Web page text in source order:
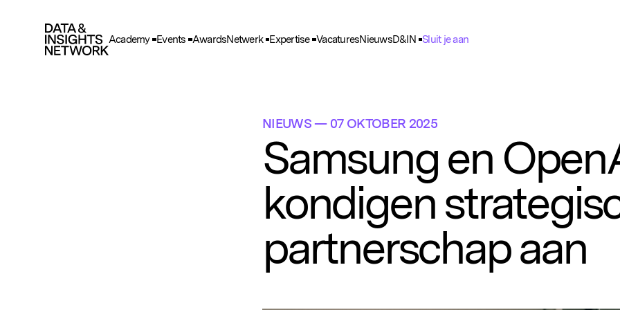
Academy Events AwardsNetwerk Expertise VacaturesNieuwsD&IN Sluit je aan
NIEUWS— 07 OKTOBER 2025
Samsung en
kondigen
partnerschap aan
Deze helpen ons om het gebruik van de website te analyseren en te verbeteren.
gegevens worden geanonimiseerd verzameld.
Deze worden gebruikt om je surfgedrag te volgen, zodat we gepersonaliseerde
en advertenties kunnen tonen.